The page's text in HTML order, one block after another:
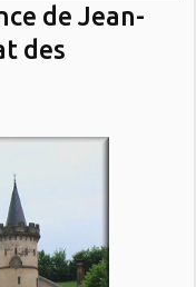
de Jean-
des